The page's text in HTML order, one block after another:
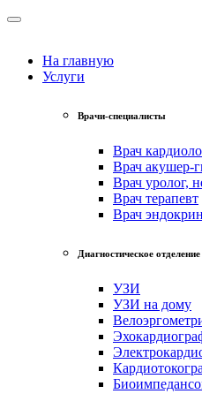
На главную
Услуги
Врачи-специалисты
Врач
Врач акушер-
Врач уролог,
Врач терапевт
Врач
Диагностическое отделение
УЗИ
УЗИ на дому